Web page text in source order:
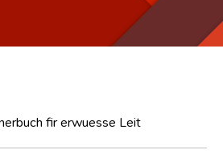
fir erwuesse Leit